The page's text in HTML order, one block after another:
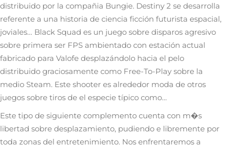
distribuido por la compañia Bungie. Destiny 2 se desarrolla
referente a una historia de ciencia ficción futurista espacial,
joviales… Black Squad es un juego sobre disparos agresivo
sobre primera ser FPS ambientado con estación actual
fabricado para Valofe desplazándolo hacia el pelo
distribuido graciosamente como Free-To-Play sobre la
medio Steam. Este shooter es alrededor moda de otros
juegos sobre tiros de el especie típico como…
Este tipo de siguiente complemento cuenta con m�s
libertad sobre desplazamiento, pudiendo e libremente por
toda zonas del entretenimiento. Nos enfrentaremos a